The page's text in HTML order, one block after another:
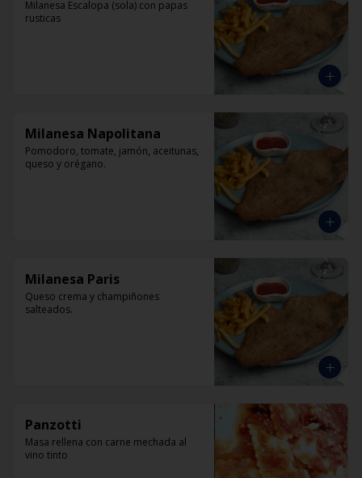
Milanesa Escalopa (sola) con papas
rusticas
Milanesa Napolitana
Pomodoro, tomate, jamón, aceitunas,
queso y orégano.
Milanesa Paris
Queso crema y champiñones
salteados.
Panzotti
Masa rellena con carne mechada al
vino tinto